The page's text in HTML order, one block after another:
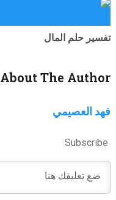
تفسير حلم المال
About The Author
فهد العصيمي
Subscribe